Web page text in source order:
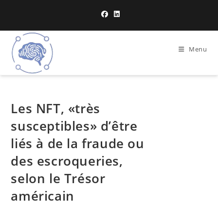
Menu
Les NFT, «très
susceptibles» d’être
liés à de la fraude ou
des escroqueries,
selon le Trésor
américain